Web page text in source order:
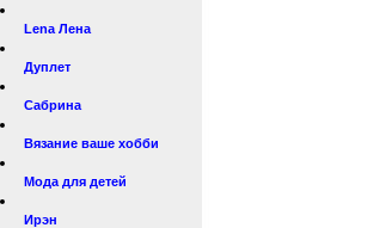
Lena Лена
Дуплет
Сабрина
Вязание ваше хобби
Мода для детей
Ирэн